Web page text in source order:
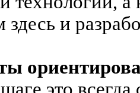
здесь и